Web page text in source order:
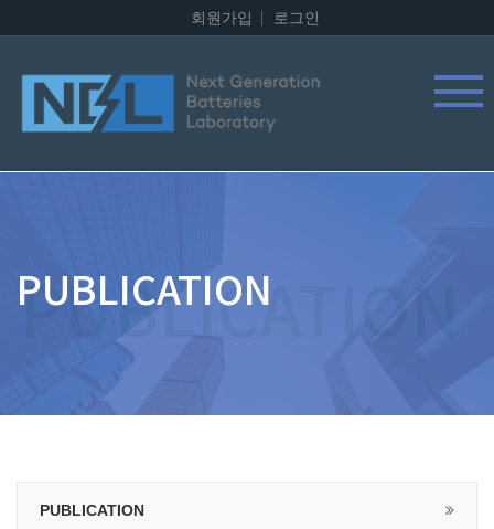
회원가입 로그인
PUBLICATION
PUBLICATION